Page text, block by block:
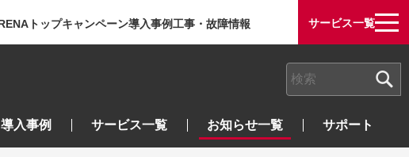
トップキャンペーン導入事例工事・故障情報 サービス一覧
検索キーワード入力
導入事例 サービス一覧 お知らせ一覧 サポート